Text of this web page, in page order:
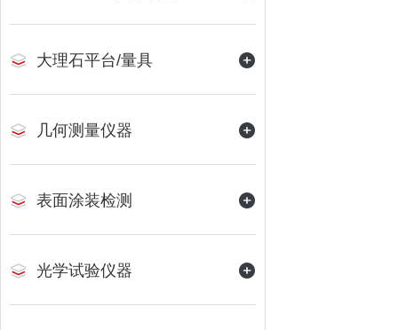
大理石平台/量具
几何测量仪器
表面涂装检测
光学试验仪器